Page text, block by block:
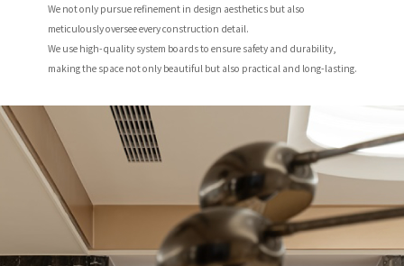
We not only pursue refinement in design aesthetics but also
meticulously oversee every construction detail.
We use high-quality system boards to ensure safety and durability,
making the space not only beautiful but also practical and long-lasting.